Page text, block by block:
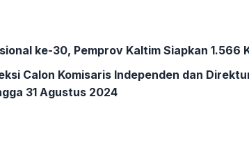
ke-30, Pemprov Kaltim Siapkan 1.566
Calon Komisaris Independen dan
31 Agustus 2024